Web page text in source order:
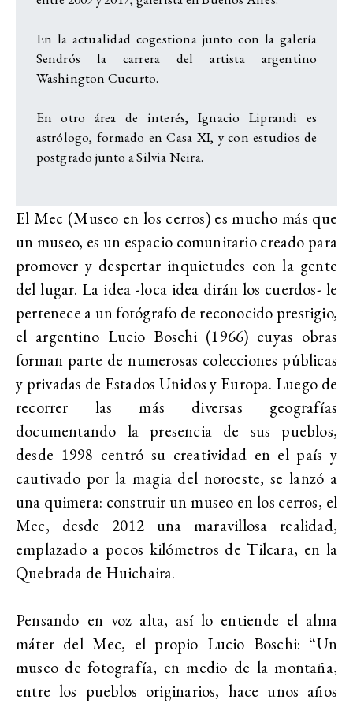
En la actualidad cogestiona junto con la galería
Sendrós la carrera del artista argentino
Washington Cucurto.
En otro área de interés, Ignacio Liprandi es
astrólogo, formado en Casa XI, y con estudios de
postgrado junto a Silvia Neira.
El Mec (Museo en los cerros) es mucho más que
un museo, es un espacio comunitario creado para
promover y despertar inquietudes con la gente
del lugar. La idea -loca idea dirán los cuerdos- le
pertenece a un fotógrafo de reconocido prestigio,
el argentino Lucio Boschi (1966) cuyas obras
forman parte de numerosas colecciones públicas
y privadas de Estados Unidos y Europa. Luego de
recorrer las más diversas geografías
documentando la presencia de sus pueblos,
desde 1998 centró su creatividad en el país y
cautivado por la magia del noroeste, se lanzó a
una quimera: construir un museo en los cerros, el
Mec, desde 2012 una maravillosa realidad,
emplazado a pocos kilómetros de Tilcara, en la
Quebrada de Huichaira.
Pensando en voz alta, así lo entiende el alma
máter del Mec, el propio Lucio Boschi: “Un
museo de fotografía, en medio de la montaña,
entre los pueblos originarios, hace unos años